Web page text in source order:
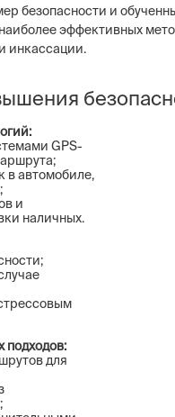
безопасности и
эффективных
инкассации.
GPS-
в автомобиле,
и
наличных.
подходов:
для